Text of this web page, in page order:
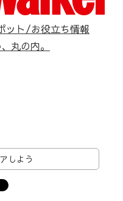
ット/お役立ち情報
丸の内。
しよう